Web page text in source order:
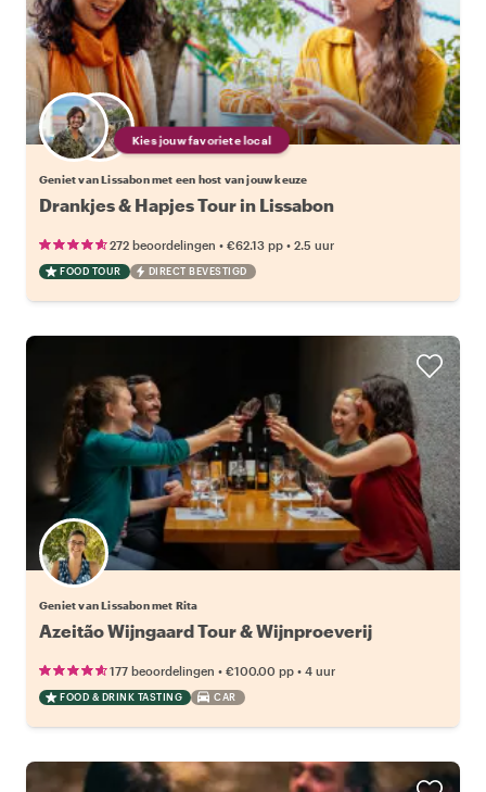
Kies jouw favoriete local
Geniet van Lissabon met een host van jouw keuze
Drankjes & Hapjes Tour in Lissabon
272 beoordelingen • €62.13 pp • 2.5 uur
FOOD TOUR DIRECT BEVESTIGD
Geniet van Lissabon met Rita
Azeitão Wijngaard Tour & Wijnproeverij
177 beoordelingen • €100.00 pp • 4 uur
FOOD & DRINK TASTING CAR